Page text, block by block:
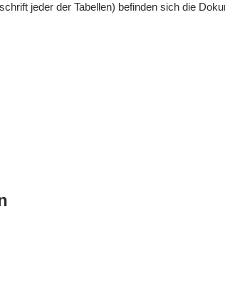
jeder der Tabellen) befinden sich die